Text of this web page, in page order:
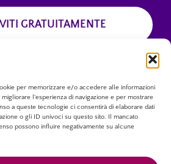
per memorizzare e/o accedere alle informazioni
l'esperienza di navigazione e per mostrare
a queste tecnologie ci consentirà di elaborare dati
o gli ID univoci su questo sito. Il mancato
possono influire negativamente su alcune
GRATUITAMENTE
Gratuitamente”, dichiari di aver preso
tramite questo modulo.